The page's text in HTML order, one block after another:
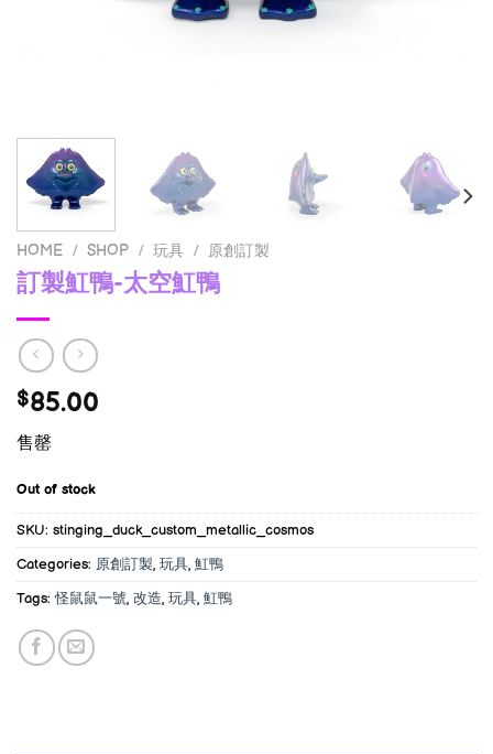
HOME / SHOP / 玩具 / 原創訂製
訂製魟鴨-太空魟鴨
$85.00
售罄
Out of stock
SKU: stinging_duck_custom_metallic_cosmos
Categories: 原創訂製, 玩具, 魟鴨
Tags:怪鼠鼠一號, 改造, 玩具, 魟鴨